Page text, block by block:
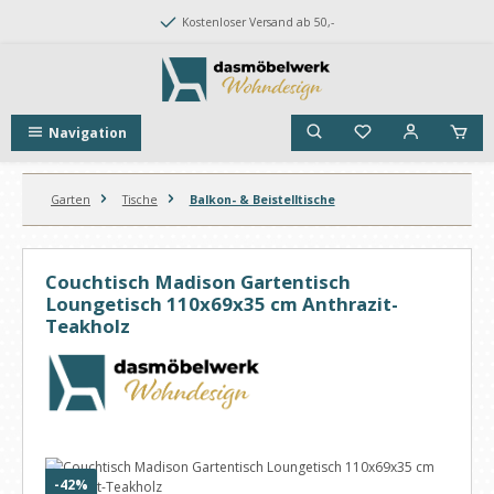
Zum Hauptinhalt springenKostenloser Versand ab 50,-
Navigation
Garten Tische Balkon- & Beistelltische
Couchtisch Madison Gartentisch
Loungetisch 110x69x35 cm Anthrazit-
Teakholz
Bildergalerie überspringen
-42% Rabatt